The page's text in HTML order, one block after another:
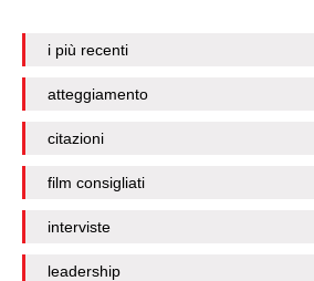
i più recenti
atteggiamento
citazioni
film consigliati
interviste
leadership